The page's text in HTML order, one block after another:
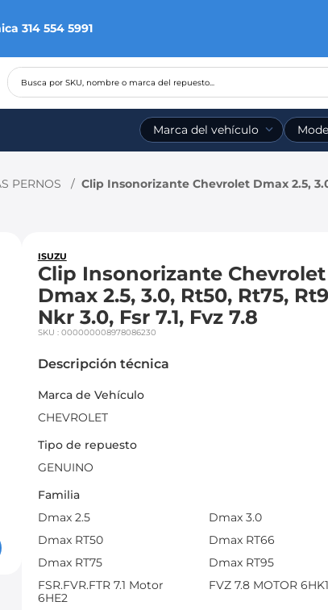
314 554 5991
Busca por SKU, nombre o marca del repuesto...
Marca del vehículo
PERNOS Clip Insonorizante Chevrolet Dmax 2.5,
ISUZU
Clip Insonorizante Chevrolet
Dmax 2.5, 3.0, Rt50, Rt75,
Nkr 3.0, Fsr 7.1, Fvz 7.8
SKU : 000000008978086230
Descripción técnica
Marca de Vehículo
CHEVROLET
Tipo de repuesto
GENUINO
Familia
Dmax 2.5
Dmax 3.0
Dmax RT50
Dmax RT66
Dmax RT75
Dmax RT95
FSR.FVR.FTR 7.1 Motor
6HE2
FVZ 7.8 MOTOR 6HK1